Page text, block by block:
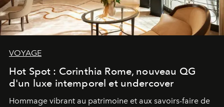
VOYAGE
Hot Spot : Corinthia Rome, nouveau QG
d'un luxe intemporel et undercover
Hommage vibrant au patrimoine et aux savoirs-faire de